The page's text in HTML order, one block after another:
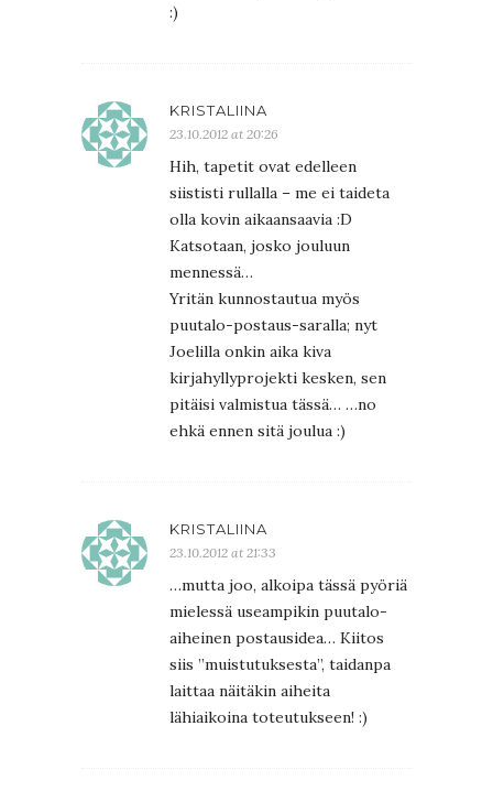
:)
KRISTALIINA
23.10.2012 at 20:26
Hih, tapetit ovat edelleen
siististi rullalla – me ei taideta
olla kovin aikaansaavia :D
Katsotaan, josko jouluun
mennessä…
Yritän kunnostautua myös
puutalo-postaus-saralla; nyt
Joelilla onkin aika kiva
kirjahyllyprojekti kesken, sen
pitäisi valmistua tässä… …no
ehkä ennen sitä joulua :)
KRISTALIINA
23.10.2012 at 21:33
…mutta joo, alkoipa tässä pyöriä
mielessä useampikin puutalo-
aiheinen postausidea… Kiitos
siis ”muistutuksesta”, taidanpa
laittaa näitäkin aiheita
lähiaikoina toteutukseen! :)